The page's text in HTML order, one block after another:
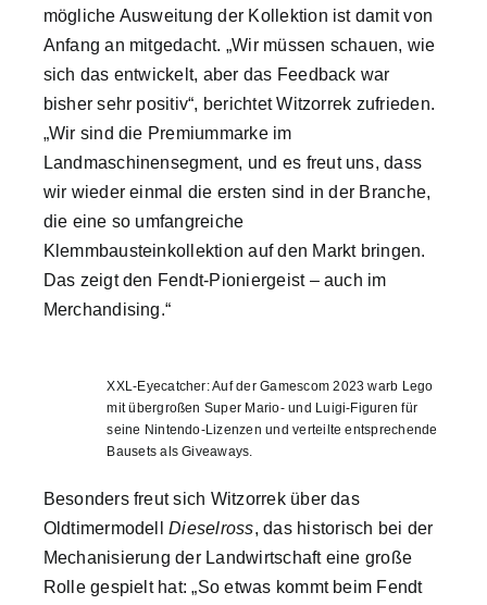
mögliche Ausweitung der Kollektion ist damit von
Anfang an mitgedacht. „Wir müssen schauen, wie
sich das entwickelt, aber das Feedback war
bisher sehr positiv“, berichtet Witzorrek zufrieden.
„Wir sind die Premiummarke im
Landmaschinensegment, und es freut uns, dass
wir wieder einmal die ersten sind in der Branche,
die eine so umfangreiche
Klemmbausteinkollektion auf den Markt bringen.
Das zeigt den Fendt-Pioniergeist – auch im
Merchandising.“
XXL-Eyecatcher: Auf der Gamescom 2023 warb Lego
mit übergroßen Super Mario- und Luigi-Figuren für
seine Nintendo-Lizenzen und verteilte entsprechende
Bausets als Giveaways.
Besonders freut sich Witzorrek über das
OldtimermodellDieselross, das historisch bei der
Mechanisierung der Landwirtschaft eine große
Rolle gespielt hat: „So etwas kommt beim Fendt